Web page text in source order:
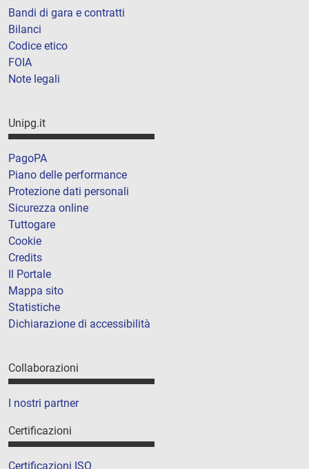
Bandi di gara e contratti
Bilanci
Codice etico
FOIA
Note legali
Unipg.it
PagoPA
Piano delle performance
Protezione dati personali
Sicurezza online
Tuttogare
Cookie
Credits
Il Portale
Mappa sito
Statistiche
Dichiarazione di accessibilità
Collaborazioni
I nostri partner
Certificazioni
Certificazioni ISO